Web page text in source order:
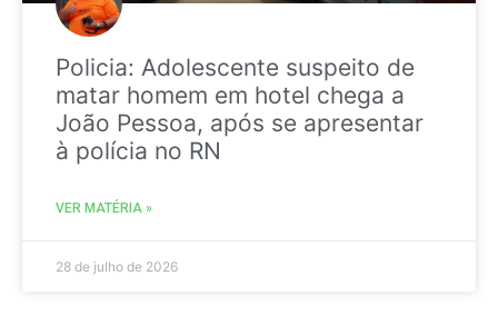
Policia: Adolescente suspeito de
matar homem em hotel chega a
João Pessoa, após se apresentar
à polícia no RN
VER MATÉRIA »
28 de julho de 2026